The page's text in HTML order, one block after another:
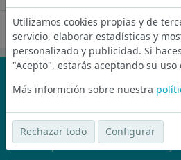
¡No te pierdas nada!
Únete a la comunidad de wijobs y
ofertas de empleo
Nunca compartiremos tu email con nadie y
Utilizamos cookies propias y de
servicio, elaborar estadísticas y
personalizado y publicidad. Si
"Acepto", estarás aceptando su
Más informción sobre nuestra
Rechazar todo Configurar